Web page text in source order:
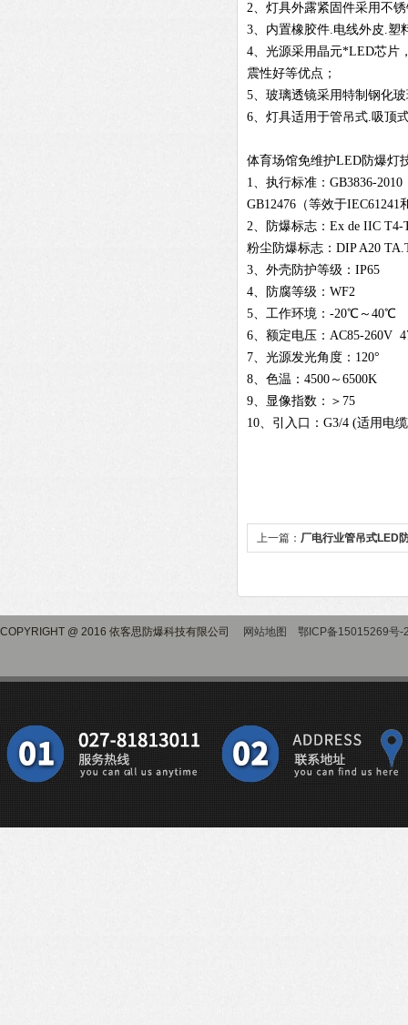
2、灯具外露紧固件采用不
3、内置橡胶件.电线外皮.塑
4、光源采用晶元*LED芯片
震性好等优点；
5、玻璃透镜采用特制钢化
6、灯具适用于管吊式.吸顶
体育场馆免维护LED防爆灯
1、执行标准：GB3836-
GB12476（等效于IEC61241
2、防爆标志：Ex de IIC T4-
粉尘防爆标志：DIP A20
3、外壳防护等级：IP65
4、防腐等级：WF2
5、工作环境：-20℃～40℃
6、额定电压：AC85-260V
7、光源发光角度：120°
8、色温：4500～6500K
9、显像指数：＞75
10、引入口：G3/4 (适用电
上一篇： 厂电行业管吊式LED
COPYRIGHT @ 2016 依客思防爆科技有限公司 网站地图 鄂ICP备15015269号-